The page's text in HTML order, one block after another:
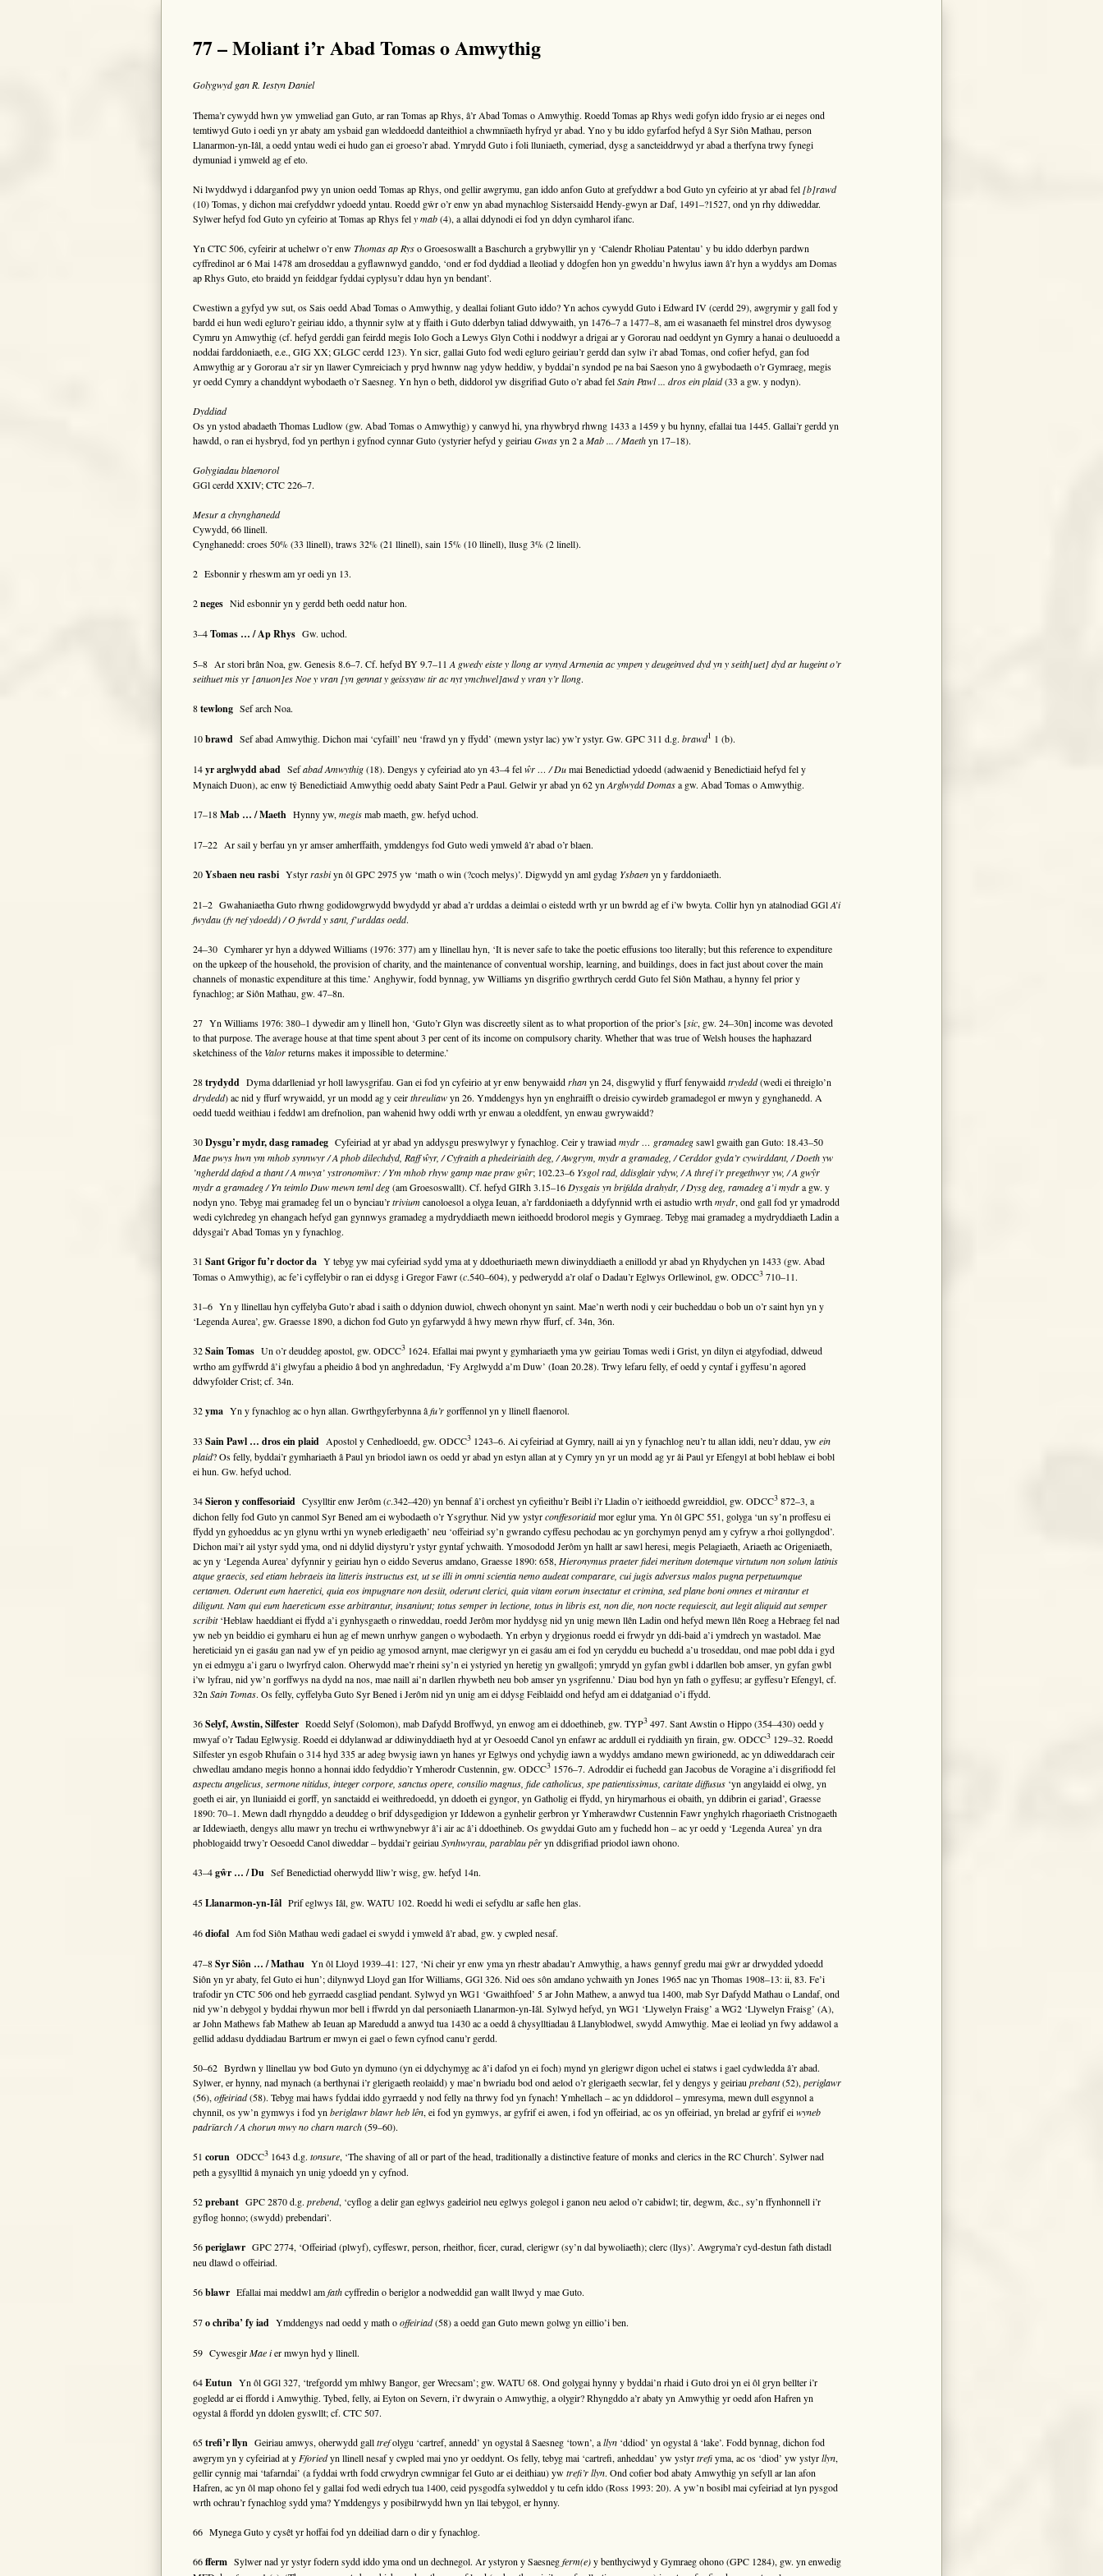
77 – Moliant i’r Abad Tomas o Amwythig
Golygwyd gan R. Iestyn Daniel
Thema’r cywydd hwn yw ymweliad gan Guto, ar ran Tomas ap Rhys, â’r Abad Tomas o Amwythig. Roedd Tomas ap Rhys wedi gofyn iddo frysio ar ei neges ond
temtiwyd Guto i oedi yn yr abaty am ysbaid gan wleddoedd danteithiol a chwmnïaeth hyfryd yr abad. Yno y bu iddo gyfarfod hefyd â Syr Siôn Mathau, person
Llanarmon-yn-Iâl, a oedd yntau wedi ei hudo gan ei groeso’r abad. Ymrydd Guto i foli lluniaeth, cymeriad, dysg a sancteiddrwyd yr abad a therfyna trwy fynegi
dymuniad i ymweld ag ef eto.
Ni lwyddwyd i ddarganfod pwy yn union oedd Tomas ap Rhys, ond gellir awgrymu, gan iddo anfon Guto at grefyddwr a bod Guto yn cyfeirio at yr abad fel [b]rawd
(10) Tomas, y dichon mai crefyddwr ydoedd yntau. Roedd gŵr o’r enw yn abad mynachlog Sistersaidd Hendy-gwyn ar Daf, 1491–?1527, ond yn rhy ddiweddar.
Sylwer hefyd fod Guto yn cyfeirio at Tomas ap Rhys fely mab(4), a allai ddynodi ei fod yn ddyn cymharol ifanc.
Yn CTC 506, cyfeirir at uchelwr o’r enwThomas ap Ryso Groesoswallt a Baschurch a grybwyllir yn y ‘Calendr Rholiau Patentau’ y bu iddo dderbyn pardwn
cyffredinol ar 6 Mai 1478 am droseddau a gyflawnwyd ganddo, ‘ond er fod dyddiad a lleoliad y ddogfen hon yn gweddu’n hwylus iawn â’r hyn a wyddys am Domas
ap Rhys Guto, eto braidd yn feiddgar fyddai cyplysu’r ddau hyn yn bendant’.
Cwestiwn a gyfyd yw sut, os Sais oedd Abad Tomas o Amwythig, y deallai foliant Guto iddo? Yn achos cywydd Guto i Edward IV (cerdd 29), awgrymir y gall fod y
bardd ei hun wedi egluro’r geiriau iddo, a thynnir sylw at y ffaith i Guto dderbyn taliad ddwywaith, yn 1476–7 a 1477–8, am ei wasanaeth fel minstrel dros dywysog
Cymru yn Amwythig (cf. hefyd gerddi gan feirdd megis Iolo Goch a Lewys Glyn Cothi i noddwyr a drigai ar y Gororau nad oeddynt yn Gymry a hanai o deuluoedd a
noddai farddoniaeth, e.e., GIG XX; GLGC cerdd 123). Yn sicr, gallai Guto fod wedi egluro geiriau’r gerdd dan sylw i’r abad Tomas, ond cofier hefyd, gan fod
Amwythig ar y Gororau a’r sir yn llawer Cymreiciach y pryd hwnnw nag ydyw heddiw, y byddai’n syndod pe na bai Saeson yno â gwybodaeth o’r Gymraeg, megis
yr oedd Cymry a chanddynt wybodaeth o’r Saesneg. Yn hyn o beth, diddorol yw disgrifiad Guto o’r abad felSain Pawl ... dros ein plaid(33 a gw. y nodyn).
Dyddiad
Os yn ystod abadaeth Thomas Ludlow (gw. Abad Tomas o Amwythig) y canwyd hi, yna rhywbryd rhwng 1433 a 1459 y bu hynny, efallai tua 1445. Gallai’r gerdd yn
hawdd, o ran ei hysbryd, fod yn perthyn i gyfnod cynnar Guto (ystyrier hefyd y geiriau Gwasyn 2 aMab ... / Maethyn 17–18).
Golygiadau blaenorol
GGl cerdd XXIV; CTC 226–7.
Mesur a chynghanedd
Cywydd, 66 llinell.
Cynghanedd: croes 50% (33 llinell), traws 32% (21 llinell), sain 15% (10 llinell), llusg 3% (2 linell).
2 Esbonnir y rheswm am yr oedi yn 13.
2neges Nid esbonnir yn y gerdd beth oedd natur hon.
3–4Tomas … / Ap Rhys Gw. uchod.
5–8 Ar stori brân Noa, gw. Genesis 8.6–7. Cf. hefyd BY 9.7–11 A gwedy eiste y llong ar vynyd Armenia ac ympen y deugeinved dyd yn y seith[uet] dyd ar hugeint o’r
seithuet mis yr [anuon]es Noe y vran [yn gennat y geissyaw tir ac nyt ymchwel]awd y vran y’r llong.
8tewlong Sef arch Noa.
10brawd Sef abad Amwythig. Dichon mai ‘cyfaill’ neu ‘frawd yn y ffydd’ (mewn ystyr lac) yw’r ystyr. Gw. GPC 311 d.g. brawd1 1 (b).
14yr arglwydd abad Sefabad Amwythig(18). Dengys y cyfeiriad ato yn 43–4 felŵr … / Dumai Benedictiad ydoedd (adwaenid y Benedictiaid hefyd fel y
Mynaich Duon), ac enw tŷ Benedictiaid Amwythig oedd abaty Saint Pedr a Paul. Gelwir yr abad yn 62 yn Arglwydd Domasa gw. Abad Tomas o Amwythig.
17–18Mab … / Maeth Hynny yw, megismab maeth, gw. hefyd uchod.
17–22 Ar sail y berfau yn yr amser amherffaith, ymddengys fod Guto wedi ymweld â’r abad o’r blaen.
20Ysbaen neu rasbi Ystyrrasbiyn ôl GPC 2975 yw ‘math o win (?coch melys)’. Digwydd yn aml gydag Ysbaenyn y farddoniaeth.
21–2 Gwahaniaetha Guto rhwng godidowgrwydd bwydydd yr abad a’r urddas a deimlai o eistedd wrth yr un bwrdd ag ef i’w bwyta. Collir hyn yn atalnodiad GGlA’i
fwydau (fy nef ydoedd) / O fwrdd y sant, f’urddas oedd.
24–30 Cymharer yr hyn a ddywed Williams (1976: 377) am y llinellau hyn, ‘It is never safe to take the poetic effusions too literally; but this reference to expenditure
on the upkeep of the household, the provision of charity, and the maintenance of conventual worship, learning, and buildings, does in fact just about cover the main
channels of monastic expenditure at this time.’ Anghywir, fodd bynnag, yw Williams yn disgrifio gwrthrych cerdd Guto fel Siôn Mathau, a hynny fel prior y
fynachlog; ar Siôn Mathau, gw. 47–8n.
27 Yn Williams 1976: 380–1 dywedir am y llinell hon, ‘Guto’r Glyn was discreetly silent as to what proportion of the prior’s [sic, gw. 24–30n] income was devoted
to that purpose. The average house at that time spent about 3 per cent of its income on compulsory charity. Whether that was true of Welsh houses the haphazard
sketchiness of the Valorreturns makes it impossible to determine.’
28trydydd Dyma ddarlleniad yr holl lawysgrifau. Gan ei fod yn cyfeirio at yr enw benywaiddrhanyn 24, disgwylid y ffurf fenywaiddtrydedd(wedi ei threiglo’n
drydedd) ac nid y ffurf wrywaidd, yr un modd ag y ceirthreuliawyn 26. Ymddengys hyn yn enghraifft o dreisio cywirdeb gramadegol er mwyn y gynghanedd. A
oedd tuedd weithiau i feddwl am drefnolion, pan wahenid hwy oddi wrth yr enwau a oleddfent, yn enwau gwrywaidd?
30Dysgu’r mydr, dasg ramadeg Cyfeiriad at yr abad yn addysgu preswylwyr y fynachlog. Ceir y trawiadmydr … gramadegsawl gwaith gan Guto: 18.43–50
Mae pwys hwn ym mhob synnwyr / A phob dilechdyd, Raff ŵyr, / Cyfraith a phedeiriaith deg, / Awgrym, mydr a gramadeg, / Cerddor gyda’r cywirddant, / Doeth yw
’ngherdd dafod a thant / A mwya’ ystronomïwr: / Ym mhob rhyw gamp mae praw gŵr; 102.23–6 Ysgol rad, ddisglair ydyw, / A thref i’r pregethwyr yw, / A gwŷr
mydr a gramadeg / Yn teimlo Duw mewn teml deg(am Groesoswallt). Cf. hefyd GIRh 3.15–16 Dysgais yn brifdda drahydr, / Dysg deg, ramadeg a’i mydra gw. y
nodyn yno. Tebyg mai gramadeg fel un o bynciau’rtriviumcanoloesol a olyga Ieuan, a’r farddoniaeth a ddyfynnid wrth ei astudio wrthmydr, ond gall fod yr ymadrodd
wedi cylchredeg yn ehangach hefyd gan gynnwys gramadeg a mydryddiaeth mewn ieithoedd brodorol megis y Gymraeg. Tebyg mai gramadeg a mydryddiaeth Ladin a
ddysgai’r Abad Tomas yn y fynachlog.
31 Sant Grigor fu’r doctor da Y tebyg yw mai cyfeiriad sydd yma at y ddoethuriaeth mewn diwinyddiaeth a enillodd yr abad yn Rhydychen yn 1433 (gw. Abad
Tomas o Amwythig), ac fe’i cyffelybir o ran ei ddysg i Gregor Fawr (c.540–604), y pedwerydd a’r olaf o Dadau’r Eglwys Orllewinol, gw. ODCC3 710–11.
31–6 Yn y llinellau hyn cyffelyba Guto’r abad i saith o ddynion duwiol, chwech ohonynt yn saint. Mae’n werth nodi y ceir bucheddau o bob un o’r saint hyn yn y
‘Legenda Aurea’, gw. Graesse 1890, a dichon fod Guto yn gyfarwydd â hwy mewn rhyw ffurf, cf. 34n, 36n.
32Sain Tomas Un o’r deuddeg apostol, gw. ODCC3 1624. Efallai mai pwynt y gymhariaeth yma yw geiriau Tomas wedi i Grist, yn dilyn ei atgyfodiad, ddweud
wrtho am gyffwrdd â’i glwyfau a pheidio â bod yn anghredadun, ‘Fy Arglwydd a’m Duw’ (Ioan 20.28). Trwy lefaru felly, ef oedd y cyntaf i gyffesu’n agored
ddwyfolder Crist; cf. 34n.
32yma Yn y fynachlog ac o hyn allan. Gwrthgyferbynna âfu’r gorffennol yn y llinell flaenorol.
33 Sain Pawl … dros ein plaid Apostol y Cenhedloedd, gw. ODCC3 1243–6. Ai cyfeiriad at Gymry, naill ai yn y fynachlog neu’r tu allan iddi, neu’r ddau, ywein
plaid? Os felly, byddai’r gymhariaeth â Paul yn briodol iawn os oedd yr abad yn estyn allan at y Cymry yn yr un modd ag yr âi Paul yr Efengyl at bobl heblaw ei bobl
ei hun. Gw. hefyd uchod.
34Sieron y conffesoriaid Cysylltir enw Jerôm (c.342–420) yn bennaf â’i orchest yn cyfieithu’r Beibl i’r Lladin o’r ieithoedd gwreiddiol, gw. ODCC3 872–3, a
dichon felly fod Guto yn canmol Syr Bened am ei wybodaeth o’r Ysgrythur. Nid yw ystyrconffesoriaidmor eglur yma. Yn ôl GPC 551, golyga ‘un sy’n proffesu ei
ffydd yn gyhoeddus ac yn glynu wrthi yn wyneb erledigaeth’ neu ‘offeiriad sy’n gwrando cyffesu pechodau ac yn gorchymyn penyd am y cyfryw a rhoi gollyngdod’.
Dichon mai’r ail ystyr sydd yma, ond ni ddylid diystyru’r ystyr gyntaf ychwaith. Ymosododd Jerôm yn hallt ar sawl heresi, megis Pelagiaeth, Ariaeth ac Origeniaeth,
ac yn y ‘Legenda Aurea’ dyfynnir y geiriau hyn o eiddo Severus amdano, Graesse 1890: 658, Hieronymus praeter fidei meritum dotemque virtutum non solum latinis
atque graecis, sed etiam hebraeis ita litteris instructus est, ut se illi in omni scientia nemo audeat comparare, cui jugis adversus malos pugna perpetuumque
certamen. Oderunt eum haeretici, quia eos impugnare non desiit, oderunt clerici, quia vitam eorum insectatur et crimina, sed plane boni omnes et mirantur et
diligunt. Nam qui eum haereticum esse arbitrantur, insaniunt; totus semper in lectione, totus in libris est, non die, non nocte requiescit, aut legit aliquid aut semper
scribit‘Heblaw haeddiant ei ffydd a’i gynhysgaeth o rinweddau, roedd Jerôm mor hyddysg nid yn unig mewn llên Ladin ond hefyd mewn llên Roeg a Hebraeg fel nad
yw neb yn beiddio ei gymharu ei hun ag ef mewn unrhyw gangen o wybodaeth. Yn erbyn y drygionus roedd ei frwydr yn ddi-baid a’i ymdrech yn wastadol. Mae
hereticiaid yn ei gasáu gan nad yw ef yn peidio ag ymosod arnynt, mae clerigwyr yn ei gasáu am ei fod yn ceryddu eu buchedd a’u troseddau, ond mae pobl dda i gyd
yn ei edmygu a’i garu o lwyrfryd calon. Oherwydd mae’r rheini sy’n ei ystyried yn heretig yn gwallgofi; ymrydd yn gyfan gwbl i ddarllen bob amser, yn gyfan gwbl
i’w lyfrau, nid yw’n gorffwys na dydd na nos, mae naill ai’n darllen rhywbeth neu bob amser yn ysgrifennu.’ Diau bod hyn yn fath o gyffesu; ar gyffesu’r Efengyl, cf.
32n Sain Tomas. Os felly, cyffelyba Guto Syr Bened i Jerôm nid yn unig am ei ddysg Feiblaidd ond hefyd am ei ddatganiad o’i ffydd.
36Selyf, Awstin, Silfester Roedd Selyf (Solomon), mab Dafydd Broffwyd, yn enwog am ei ddoethineb, gw. TYP3 497. Sant Awstin o Hippo (354–430) oedd y
mwyaf o’r Tadau Eglwysig. Roedd ei ddylanwad ar ddiwinyddiaeth hyd at yr Oesoedd Canol yn enfawr ac arddull ei ryddiaith yn firain, gw. ODCC3 129–32. Roedd
Silfester yn esgob Rhufain o 314 hyd 335 ar adeg bwysig iawn yn hanes yr Eglwys ond ychydig iawn a wyddys amdano mewn gwirionedd, ac yn ddiweddarach ceir
chwedlau amdano megis honno a honnai iddo fedyddio’r Ymherodr Custennin, gw. ODCC3 1576–7. Adroddir ei fuchedd gan Jacobus de Voragine a’i disgrifiodd fel
aspectu angelicus, sermone nitidus, integer corpore, sanctus opere, consilio magnus, fide catholicus, spe patientissimus, caritate diffusus ‘yn angylaidd ei olwg, yn
goeth ei air, yn lluniaidd ei gorff, yn sanctaidd ei weithredoedd, yn ddoeth ei gyngor, yn Gatholig ei ffydd, yn hirymarhous ei obaith, yn ddibrin ei gariad’, Graesse
1890: 70–1. Mewn dadl rhyngddo a deuddeg o brif ddysgedigion yr Iddewon a gynhelir gerbron yr Ymherawdwr Custennin Fawr ynghylch rhagoriaeth Cristnogaeth
ar Iddewiaeth, dengys allu mawr yn trechu ei wrthwynebwyr â’i air ac â’i ddoethineb. Os gwyddai Guto am y fuchedd hon – ac yr oedd y ‘Legenda Aurea’ yn dra
phoblogaidd trwy’r Oesoedd Canol diweddar – byddai’r geiriau Synhwyrau, parablau pêryn ddisgrifiad priodol iawn ohono.
43–4gŵr … / Du Sef Benedictiad oherwydd lliw’r wisg, gw. hefyd 14n.
45Llanarmon-yn-Iâl Prif eglwys Iâl, gw. WATU 102. Roedd hi wedi ei sefydlu ar safle hen glas.
46diofal Am fod Siôn Mathau wedi gadael ei swydd i ymweld â’r abad, gw. y cwpled nesaf.
47–8Syr Siôn … / Mathau Yn ôl Lloyd 1939–41: 127, ‘Ni cheir yr enw yma yn rhestr abadau’r Amwythig, a haws gennyf gredu mai gŵr ar drwydded ydoedd
Siôn yn yr abaty, fel Guto ei hun’; dilynwyd Lloyd gan Ifor Williams, GGl 326. Nid oes sôn amdano ychwaith yn Jones 1965 nac yn Thomas 1908–13: ii, 83. Fe’i
trafodir yn CTC 506 ond heb gyrraedd casgliad pendant. Sylwyd yn WG1 ‘Gwaithfoed’ 5 ar John Mathew, a anwyd tua 1400, mab Syr Dafydd Mathau o Landaf, ond
nid yw’n debygol y byddai rhywun mor bell i ffwrdd yn dal personiaeth Llanarmon-yn-Iâl. Sylwyd hefyd, yn WG1 ‘Llywelyn Fraisg’ a WG2 ‘Llywelyn Fraisg’ (A),
ar John Mathews fab Mathew ab Ieuan ap Maredudd a anwyd tua 1430 ac a oedd â chysylltiadau â Llanyblodwel, swydd Amwythig. Mae ei leoliad yn fwy addawol a
gellid addasu dyddiadau Bartrum er mwyn ei gael o fewn cyfnod canu’r gerdd.
50–62 Byrdwn y llinellau yw bod Guto yn dymuno (yn ei ddychymyg ac â’i dafod yn ei foch) mynd yn glerigwr digon uchel ei statws i gael cydwledda â’r abad.
Sylwer, er hynny, nad mynach (a berthynai i’r glerigaeth reolaidd) y mae’n bwriadu bod ond aelod o’r glerigaeth secwlar, fel y dengys y geiriau prebant(52), periglawr
(56), offeiriad(58). Tebyg mai haws fyddai iddo gyrraedd y nod felly na thrwy fod yn fynach! Ymhellach – ac yn ddiddorol – ymresyma, mewn dull esgynnol a
chynnil, os yw’n gymwys i fod yn beriglawr blawr heb lên, ei fod yn gymwys, ar gyfrif ei awen, i fod yn offeiriad, ac os yn offeiriad, yn brelad ar gyfrif eiwyneb
padrïarch / A chorun mwy no charn march(59–60).
51 corun ODCC3 1643 d.g. tonsure, ‘The shaving of all or part of the head, traditionally a distinctive feature of monks and clerics in the RC Church’. Sylwer nad
peth a gysylltid â mynaich yn unig ydoedd yn y cyfnod.
52prebant GPC 2870 d.g. prebend, ‘cyflog a delir gan eglwys gadeiriol neu eglwys golegol i ganon neu aelod o’r cabidwl; tir, degwm, &c., sy’n ffynhonnell i’r
gyflog honno; (swydd) prebendari’.
56periglawr GPC 2774, ‘Offeiriad (plwyf), cyffeswr, person, rheithor, ficer, curad, clerigwr (sy’n dal bywoliaeth); clerc (llys)’. Awgryma’r cyd-destun fath distadl
neu dlawd o offeiriad.
56blawr Efallai mai meddwl amfathcyffredin o beriglor a nodweddid gan wallt llwyd y mae Guto.
57o chriba’ fy iad Ymddengys nad oedd y math ooffeiriad(58) a oedd gan Guto mewn golwg yn eillio’i ben.
59 CywesgirMae ier mwyn hyd y llinell.
64Eutun Yn ôl GGl 327, ‘trefgordd ym mhlwy Bangor, ger Wrecsam’; gw. WATU 68. Ond golygai hynny y byddai’n rhaid i Guto droi yn ei ôl gryn bellter i’r
gogledd ar ei ffordd i Amwythig. Tybed, felly, ai Eyton on Severn, i’r dwyrain o Amwythig, a olygir? Rhyngddo a’r abaty yn Amwythig yr oedd afon Hafren yn
ogystal â ffordd yn ddolen gyswllt; cf. CTC 507.
65trefi’r llyn Geiriau amwys, oherwydd galltrefolygu ‘cartref, annedd’ yn ogystal â Saesneg ‘town’, allyn ‘ddiod’ yn ogystal â ‘lake’. Fodd bynnag, dichon fod
awgrym yn y cyfeiriad at y Fforiedyn llinell nesaf y cwpled mai yno yr oeddynt. Os felly, tebyg mai ‘cartrefi, anheddau’ yw ystyrtrefiyma, ac os ‘diod’ yw ystyrllyn,
gellir cynnig mai ‘tafarndai’ (a fyddai wrth fodd crwydryn cwmnigar fel Guto ar ei deithiau) ywtrefi’r llyn. Ond cofier bod abaty Amwythig yn sefyll ar lan afon
Hafren, ac yn ôl map ohono fel y gallai fod wedi edrych tua 1400, ceid pysgodfa sylweddol y tu cefn iddo (Ross 1993: 20). A yw’n bosibl mai cyfeiriad at lyn pysgod
wrth ochrau’r fynachlog sydd yma? Ymddengys y posibilrwydd hwn yn llai tebygol, er hynny.
66 Mynega Guto y cysêt yr hoffai fod yn ddeiliad darn o dir y fynachlog.
66fferm Sylwer nad yr ystyr fodern sydd iddo yma ond un dechnegol. Ar ystyron y Saesnegferm(e)y benthyciwyd y Gymraeg ohono (GPC 1284), gw. yn enwedig